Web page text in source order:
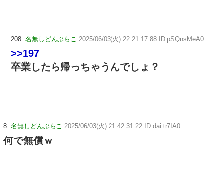
208: 名無しどんぶらこ 2025/06/03(火) 22:21:17.88 ID:pSQnsMeA0
>>197
卒業したら帰っちゃうんでしょ？
8: 名無しどんぶらこ 2025/06/03(火) 21:42:31.22 ID:dai+r7IA0
何で無償ｗ